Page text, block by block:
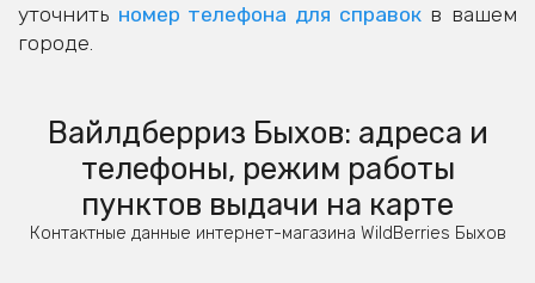
уточнить номер телефона для справокв вашем
городе.
Вайлдберриз Быхов: адреса и
телефоны, режим работы
пунктов выдачи на карте
Контактные данные интернет-магазина WildBerries Быхов